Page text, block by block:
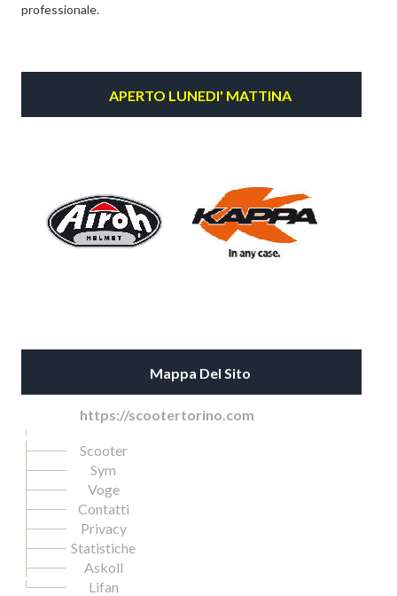
professionale.
APERTO LUNEDI' MATTINA
Mappa Del Sito
https://scootertorino.com
Scooter
Sym
Voge
Contatti
Privacy
Statistiche
Askoll
Lifan